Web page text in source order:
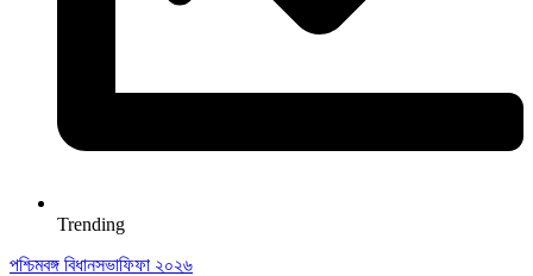
Trending
পশ্চিমবঙ্গ বিধানসভাফিফা ২০২৬